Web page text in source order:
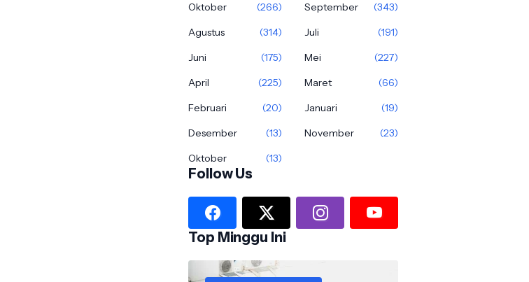
Oktober
(266) September
(343)
Agustus
(314) Juli
(191)
Juni
(175) Mei
(227)
April
(225) Maret
(66)
Februari
(20) Januari
(19)
Desember
(13) November
(23)
Oktober
(13)
Follow Us
Top Minggu Ini